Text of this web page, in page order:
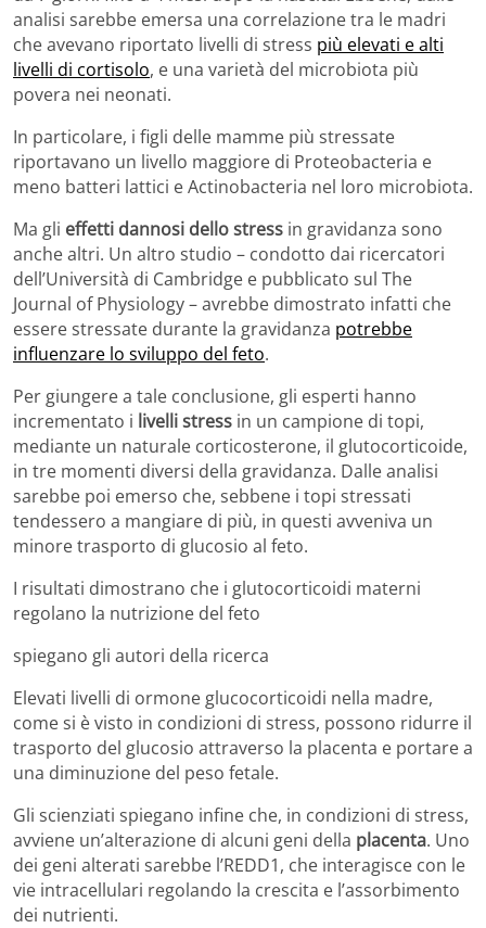
analisi sarebbe emersa una correlazione tra le madri
che avevano riportato livelli di stress più elevati e alti
livelli di cortisolo, e una varietà del microbiota più
povera nei neonati.
In particolare, i figli delle mamme più stressate
riportavano un livello maggiore di Proteobacteria e
meno batteri lattici e Actinobacteria nel loro microbiota.
Ma gli effetti dannosi dello stress in gravidanza sono
anche altri. Un altro studio – condotto dai ricercatori
dell’Università di Cambridge e pubblicato sul The
Journal of Physiology – avrebbe dimostrato infatti che
essere stressate durante la gravidanza potrebbe
influenzare lo sviluppo del feto.
Per giungere a tale conclusione, gli esperti hanno
incrementato i livelli stress in un campione di topi,
mediante un naturale corticosterone, il glutocorticoide,
in tre momenti diversi della gravidanza. Dalle analisi
sarebbe poi emerso che, sebbene i topi stressati
tendessero a mangiare di più, in questi avveniva un
minore trasporto di glucosio al feto.
I risultati dimostrano che i glutocorticoidi materni
regolano la nutrizione del feto
spiegano gli autori della ricerca
Elevati livelli di ormone glucocorticoidi nella madre,
come si è visto in condizioni di stress, possono ridurre il
trasporto del glucosio attraverso la placenta e portare a
una diminuzione del peso fetale.
Gli scienziati spiegano infine che, in condizioni di stress,
avviene un’alterazione di alcuni geni della placenta. Uno
dei geni alterati sarebbe l’REDD1, che interagisce con le
vie intracellulari regolando la crescita e l’assorbimento
dei nutrienti.